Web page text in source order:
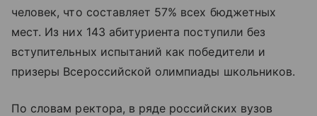
человек, что составляет 57% всех бюджетных
мест. Из них 143 абитуриента поступили без
вступительных испытаний как победители и
призеры Всероссийской олимпиады школьников.
По словам ректора, в ряде российских вузов